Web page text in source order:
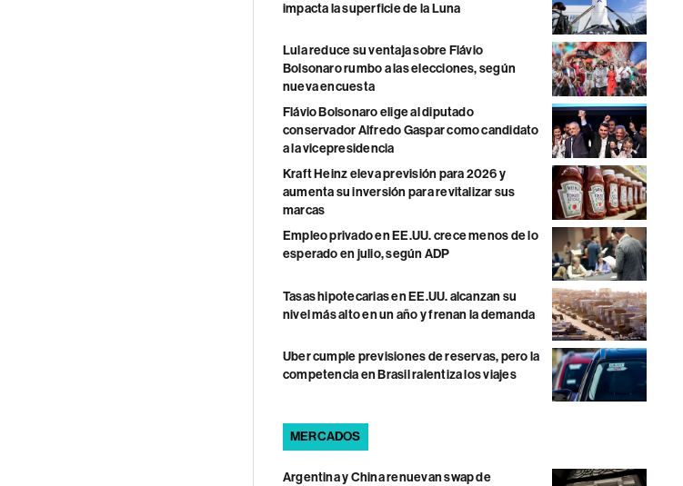
impacta la superficie de la Luna
Lula reduce su ventaja sobre Flávio
Bolsonaro rumbo a las elecciones, según
nueva encuesta
Flávio Bolsonaro elige al diputado
conservador Alfredo Gaspar como candidato
a la vicepresidencia
Kraft Heinz eleva previsión para 2026 y
aumenta su inversión para revitalizar sus
marcas
Empleo privado en EE.UU. crece menos de lo
esperado en julio, según ADP
Tasas hipotecarias en EE.UU. alcanzan su
nivel más alto en un año y frenan la demanda
Uber cumple previsiones de reservas, pero la
competencia en Brasil ralentiza los viajes
MERCADOS
Argentina y China renuevan swap de